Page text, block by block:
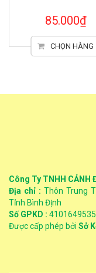
85.000₫
CHỌN HÀNG
Công Ty TNHH CẢNH
Địa chỉ : Thôn Trung
Tỉnh Bình Định
Số GPKD : 4101649535
Được cấp phép bởi Sở